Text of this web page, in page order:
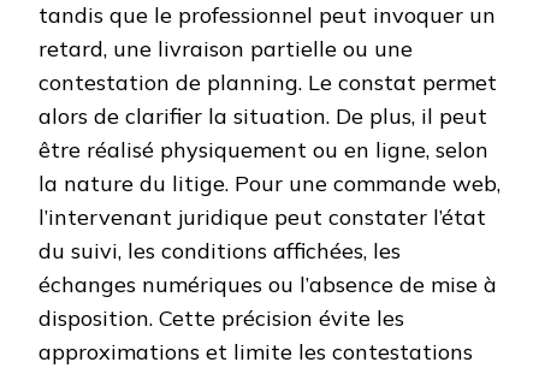
tandis que le professionnel peut invoquer un
retard, une livraison partielle ou une
contestation de planning. Le constat permet
alors de clarifier la situation. De plus, il peut
être réalisé physiquement ou en ligne, selon
la nature du litige. Pour une commande web,
l’intervenant juridique peut constater l’état
du suivi, les conditions affichées, les
échanges numériques ou l’absence de mise à
disposition. Cette précision évite les
approximations et limite les contestations